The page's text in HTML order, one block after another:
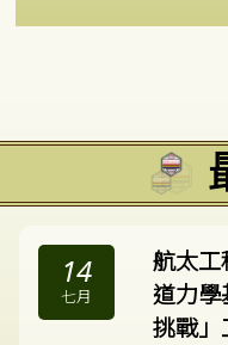
14
七月
航太
道力學
挑戰」